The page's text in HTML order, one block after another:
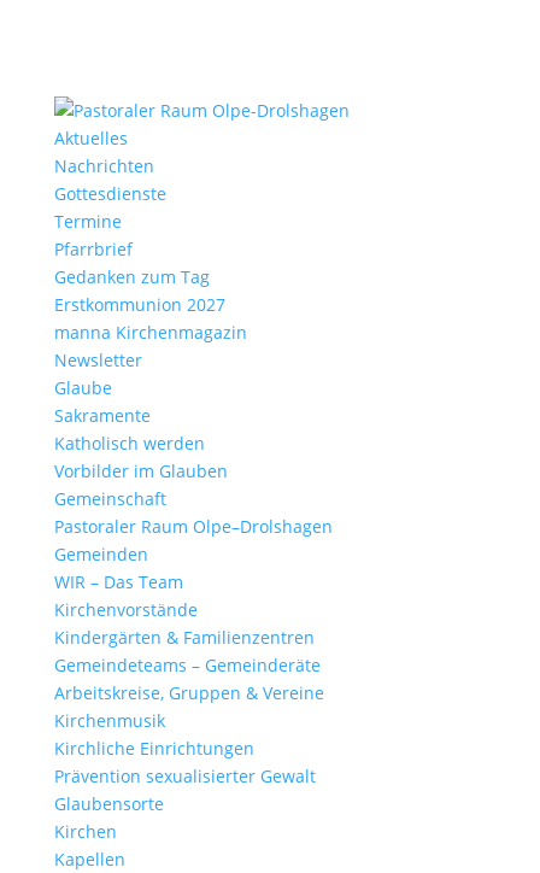
Aktu­elles
Nach­richten
Gottes­dienste
Termine
Pfarr­brief
Gedanken zum Tag
Erst­kom­mu­nion 2027
manna Kirchen­ma­gazin
News­letter
Glaube
Sakra­mente
Katho­lisch werden
Vorbilder im Glauben
Gemein­schaft
Pasto­raler Raum Olpe–Drolshagen
Gemeinden
WIR – Das Team
Kirchen­vor­stände
Kinder­gärten & Familienzentren
Gemein­de­teams – Gemeinderäte
Arbeits­kreise, Gruppen & Vereine
Kirchen­musik
Kirch­liche Einrichtungen
Präven­tion sexua­li­sierter Gewalt
Glau­ben­s­orte
Kirchen
Kapellen